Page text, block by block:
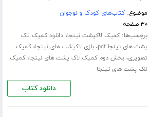
موضوع:کتاب‌های کودک و نوجوان
۳۰ صفحه
برچسب‌ها:کمیک لاکپشت نینجا،دانلود کمیک لاک
پشت های نینجا pdf
،بازی لاکپشت های نینجا،کمیک
تصویری،بخش دوم کمیک لاک پشت های نینجا،کمیک
لاک پشت های نینجا
دانلود کتاب